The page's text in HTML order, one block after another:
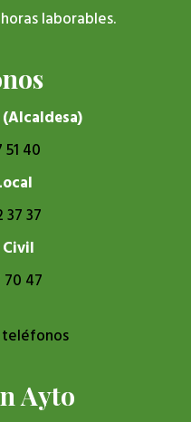
laborables.
51 40
37 37
70 47
Ayto